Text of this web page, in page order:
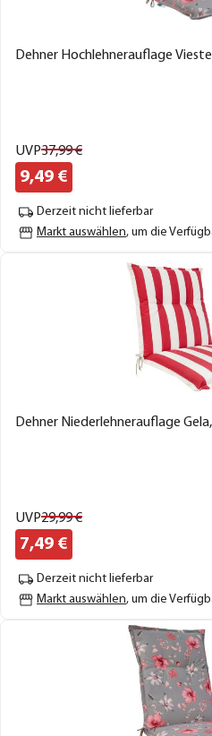
Dehner Hochlehnerauflage
UVP37,99€
9,49 €
Derzeit nicht lieferbar
Markt auswählen, um die
Dehner Niederlehnerauflage
UVP29,99€
7,49 €
Derzeit nicht lieferbar
Markt auswählen, um die